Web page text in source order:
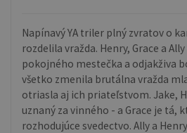
Napínavý YA triler plný zvratov o
rozdelila vražda. Henry, Grace a
pokojného mestečka a odjakživa
všetko zmenila brutálna vražda
otriasla aj ich priateľstvom. Jake,
uznaný za vinného - a Grace je tá,
rozhodujúce svedectvo. Ally a